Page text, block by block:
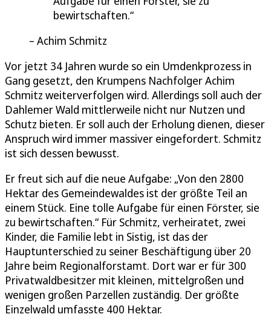
bewirtschaften.
Achim Schmitz
Vor jetzt 34 Jahren wurde so ein Umdenkprozess in
Gang gesetzt, den Krumpens Nachfolger Achim
Schmitz weiterverfolgen wird. Allerdings soll auch der
Dahlemer Wald mittlerweile nicht nur Nutzen und
Schutz bieten. Er soll auch der Erholung dienen, dieser
Anspruch wird immer massiver eingefordert. Schmitz
ist sich dessen bewusst.
Er freut sich auf die neue Aufgabe: „Von den 2800
Hektar des Gemeindewaldes ist der größte Teil an
einem Stück. Eine tolle Aufgabe für einen Förster, sie
zu bewirtschaften.“ Für Schmitz, verheiratet, zwei
Kinder, die Familie lebt in Sistig, ist das der
Hauptunterschied zu seiner Beschäftigung über 20
Jahre beim Regionalforstamt. Dort war er für 300
Privatwaldbesitzer mit kleinen, mittelgroßen und
wenigen großen Parzellen zuständig. Der größte
Einzelwald umfasste 400 Hektar.